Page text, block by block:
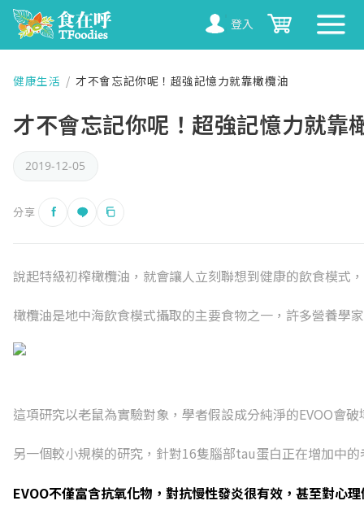
登入
健康生活 / 才不會忘記你呢！超強記憶力就靠橄欖油
才不會忘記你呢！超強記憶力就靠
2019-12-05
分享
說起特級初榨橄欖油，就會讓人立刻聯想到健康的飲食模式
橄欖油是地中海飲食模式攝取的主要食物之一，許多營養學
這項研究以老鼠為實驗對象，學者假設成分純淨的EVOO會
另一個較小規模的研究，針對16隻腦部tau蛋白正在增加中
EVOO不僅富含抗氧化物，對抗慢性發炎很有效，甚至對心